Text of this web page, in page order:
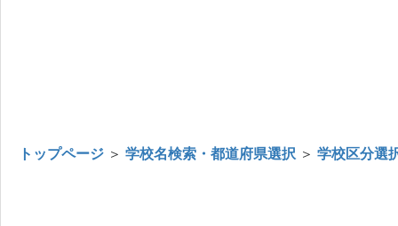
トップページ ＞ 学校名検索・都道府県選択 ＞ 学校区分選